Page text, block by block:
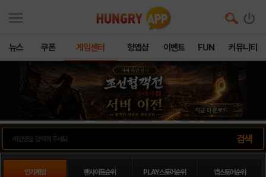
뉴스 쿠폰 게임센터 헝앱샵 이벤트 FUN 커뮤니티
인기게임 팬사이트순위 PLAY스토어순위 앱스토어순위